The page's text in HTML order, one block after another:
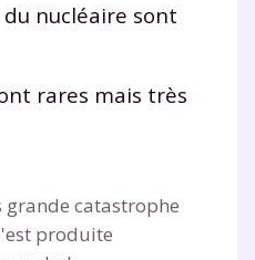
nucléaire sont
rares mais très
grande catastrophe
produite